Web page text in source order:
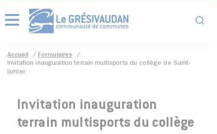
Menu
Accueil
Formulaires
Invitation inauguration terrain multisports du collège de Saint-
Ismier
Invitation inauguration
terrain multisports du collège